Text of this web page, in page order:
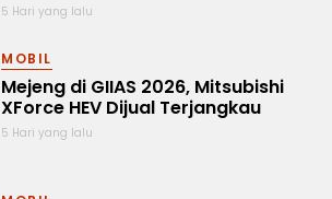
5 Hari yang lalu
MOBIL
Mejeng di GIIAS 2026, Mitsubishi
XForce HEV Dijual Terjangkau
5 Hari yang lalu